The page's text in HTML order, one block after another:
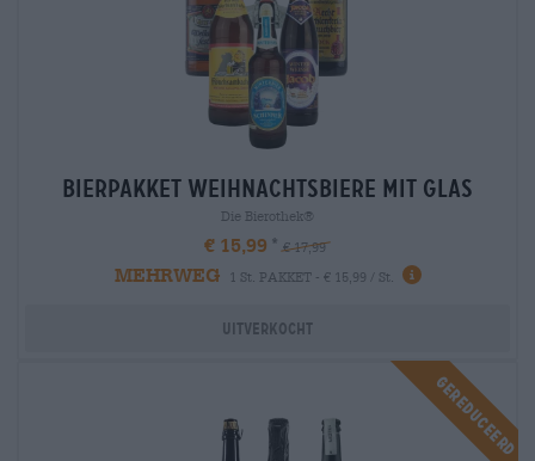
Bierpakket weihnachtsbiere mit glas
Die Bierothek®
€ 15,99 € 17,99
MEHRWEG 1 St. PAKKET - € 15,99 / St.
Uitverkocht
Gereduceerd